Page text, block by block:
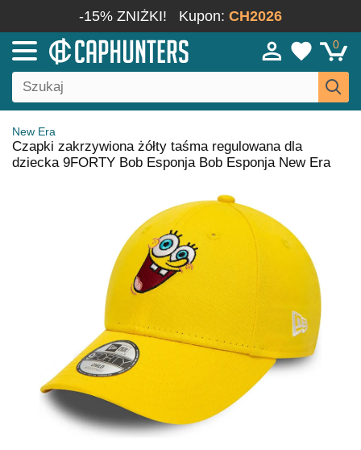
-15% ZNIŻKI! Kupon: CH2026
0
New Era
Czapki zakrzywiona żółty taśma regulowana dla
dziecka 9FORTY Bob Esponja Bob Esponja New Era